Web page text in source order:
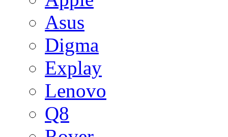
Asus
Digma
Explay
Lenovo
Q8